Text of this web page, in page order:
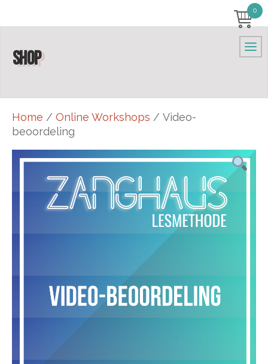
0
SHOP
Home / Online Workshops / Video-
beoordeling